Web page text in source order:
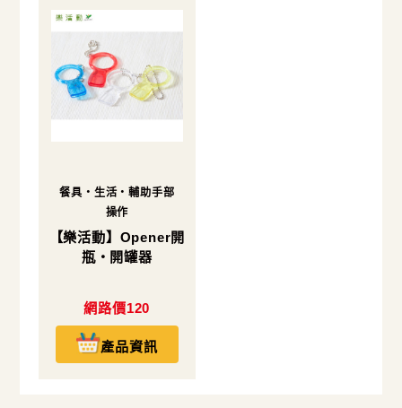
餐具・生活・輔助手部
操作
【樂活動】Opener開
瓶‧開罐器
網路價120
產品資訊